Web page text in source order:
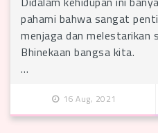
pahami bahwa sangat
menjaga dan
Bhinekaan bangsa kita.
…
16 Aug, 2021